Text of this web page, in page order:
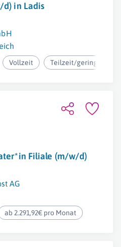
in Ladis
Vollzeit Teilzeit/geringfügig
Filiale (m/w/d)
AG
ab 2.291,92€ pro Monat